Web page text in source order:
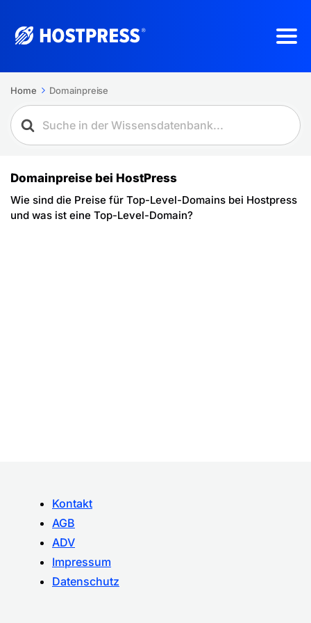
Home Domainpreise
Domainpreise bei HostPress
Wie sind die Preise für Top-Level-Domains bei Hostpress
und was ist eine Top-Level-Domain?
Kontakt
AGB
ADV
Impressum
Datenschutz